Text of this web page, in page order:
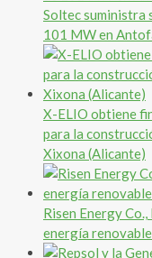
Soltec suministra
101 MW en
X-ELIO obtiene
para la
Xixona (Alicante)
Risen Energy
energía